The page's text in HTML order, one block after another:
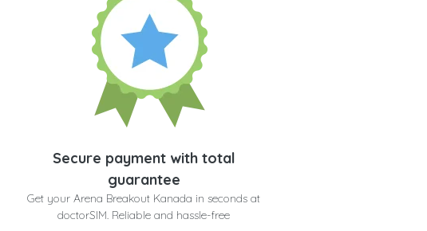
Secure payment with total
guarantee
Get your Arena Breakout Kanada in seconds at
doctorSIM. Reliable and hassle-free